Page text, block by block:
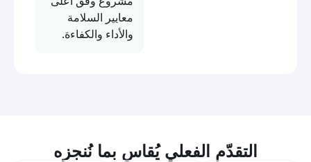
معايير السلامة
والأداء والكفاءة.
التقدّم الفعلي يُقاس بما نُنجزه